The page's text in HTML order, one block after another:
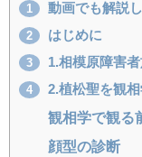
1 動画でも解説
2 はじめに
3 1.相模原障害
4 2.植松聖を観
観相学で観る
顔型の診断